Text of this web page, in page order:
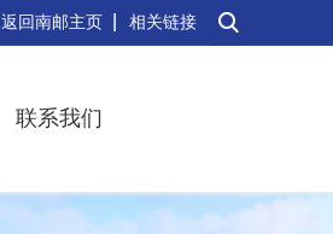
返回南邮主页 相关链接
联系我们